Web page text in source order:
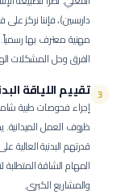
داربسين)، فإننا نركز
مهنية معترف بها رسمياً.
الفرق وحل المشكلات
3 تقييم اللياقة
إجراء فحوصات طبية
ظروف العمل الميدانية.
قدرتهم البدنية
المهام الشاقة
والمشاريع الكبرى.